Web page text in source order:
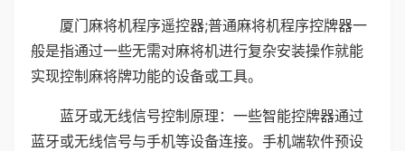
厦门麻将机程序遥控器;普通麻将机程序控牌器一
般是指通过一些无需对麻将机进行复杂安装操作就能
实现控制麻将牌功能的设备或工具。
蓝牙或无线信号控制原理：一些智能控牌器通过
蓝牙或无线信号与手机等设备连接。手机端软件预设